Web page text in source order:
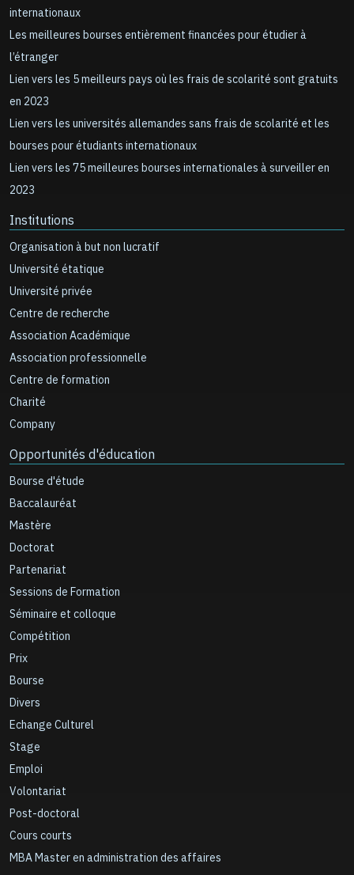
internationaux
Les meilleures bourses entièrement financées pour étudier à
l’étranger
Lien vers les 5 meilleurs pays où les frais de scolarité sont gratuits
en 2023
Lien vers les universités allemandes sans frais de scolarité et les
bourses pour étudiants internationaux
Lien vers les 75 meilleures bourses internationales à surveiller en
2023
Institutions
Organisation à but non lucratif
Université étatique
Université privée
Centre de recherche
Association Académique
Association professionnelle
Centre de formation
Charité
Company
Opportunités d'éducation
Bourse d'étude
Baccalauréat
Mastère
Doctorat
Partenariat
Sessions de Formation
Séminaire et colloque
Compétition
Prix
Bourse
Divers
Echange Culturel
Stage
Emploi
Volontariat
Post-doctoral
Cours courts
MBA Master en administration des affaires